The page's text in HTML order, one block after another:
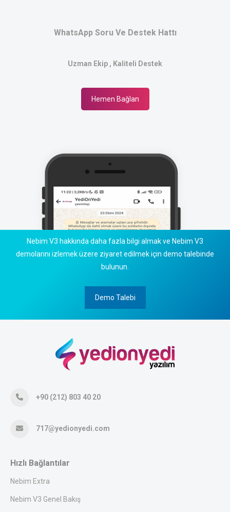
WhatsApp Soru Ve Destek Hattı
Uzman Ekip , Kaliteli Destek
Hemen Bağlan
Nebim V3 hakkında daha fazla bilgi almak ve Nebim V3
demolarını izlemek üzere ziyaret edilmek için demo talebinde
bulunun.
Demo Talebi
+90 (212) 803 40 20
717@yedionyedi.com
Hızlı Bağlantılar
Nebim Extra
Nebim V3 Genel Bakış